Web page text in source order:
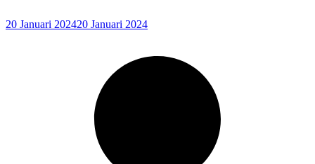
20 Januari 202420 Januari 2024